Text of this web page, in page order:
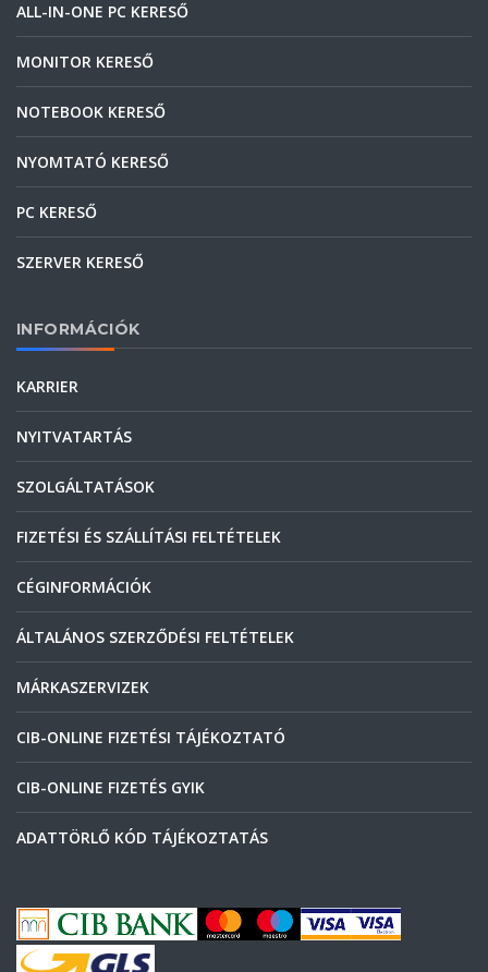
ALL-IN-ONE PC KERESŐ
MONITOR KERESŐ
NOTEBOOK KERESŐ
NYOMTATÓ KERESŐ
PC KERESŐ
SZERVER KERESŐ
INFORMÁCIÓK
KARRIER
NYITVATARTÁS
SZOLGÁLTATÁSOK
FIZETÉSI ÉS SZÁLLÍTÁSI FELTÉTELEK
CÉGINFORMÁCIÓK
ÁLTALÁNOS SZERZŐDÉSI FELTÉTELEK
MÁRKASZERVIZEK
CIB-ONLINE FIZETÉSI TÁJÉKOZTATÓ
CIB-ONLINE FIZETÉS GYIK
ADATTÖRLŐ KÓD TÁJÉKOZTATÁS